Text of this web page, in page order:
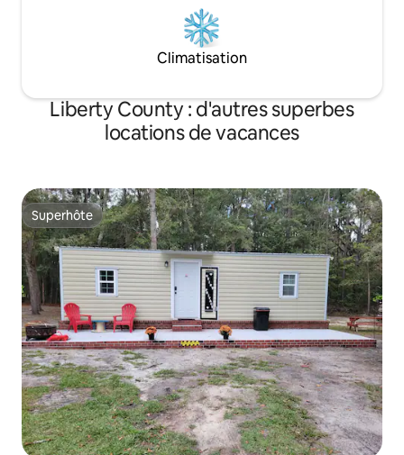
Climatisation
Liberty County : d'autres superbes
locations de vacances
Superhôte
Superhôte